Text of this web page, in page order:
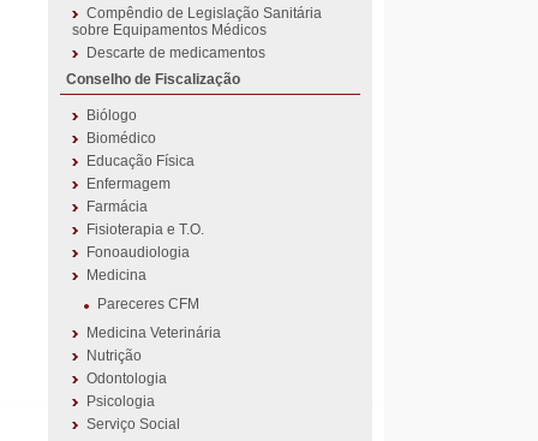
Compêndio de Legislação Sanitária
sobre Equipamentos Médicos
Descarte de medicamentos
Conselho de Fiscalização
Biólogo
Biomédico
Educação Física
Enfermagem
Farmácia
Fisioterapia e T.O.
Fonoaudiologia
Medicina
Pareceres CFM
Medicina Veterinária
Nutrição
Odontologia
Psicologia
Serviço Social